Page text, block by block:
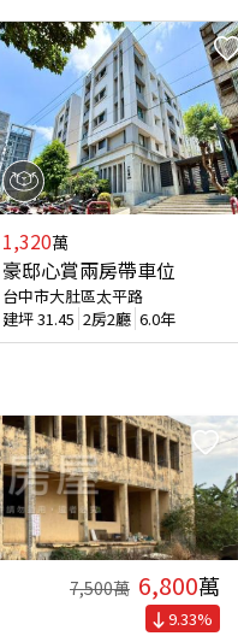
1,320萬
豪邸心賞兩房帶車位
台中市大肚區太平路
建坪31.45 2房2廳 6.0年
7,500萬 6,800萬
9.33%